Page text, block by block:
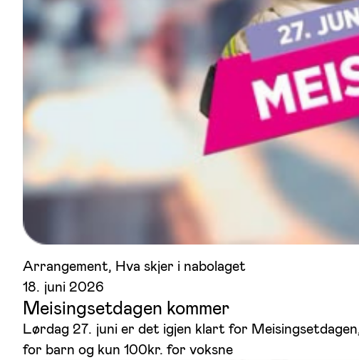
Arrangement, Hva skjer i nabolaget
18. juni 2026
Meisingsetdagen kommer
Lørdag 27. juni er det igjen klart for
for barn og kun 100kr. for voksne